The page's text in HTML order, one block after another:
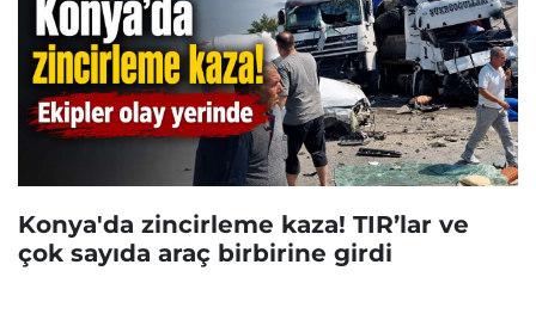
Konya'da zincirleme kaza! TIR’lar ve
çok sayıda araç birbirine girdi